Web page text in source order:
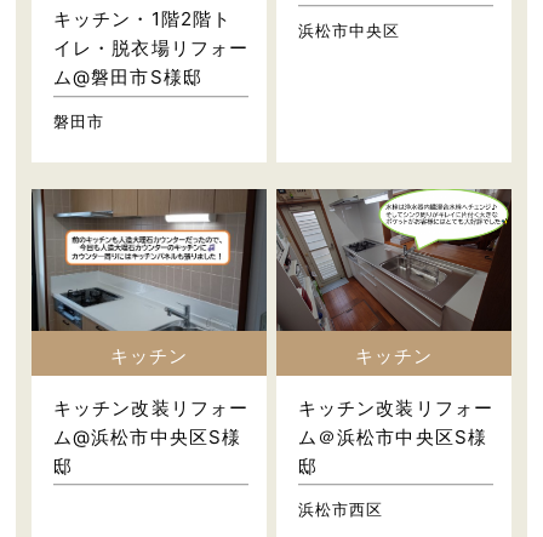
キッチン・1階2階ト
イレ・脱衣場リフォー
ム@磐田市S様邸
磐田市
浜松市中央区
キッチン
キッチン改装リフォー
ム@浜松市中央区S様
邸
キッチン
キッチン改装リフォー
ム＠浜松市中央区S様
邸
浜松市西区